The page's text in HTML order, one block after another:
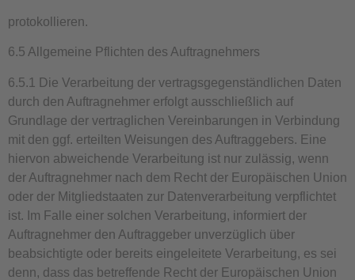
protokollieren.
6.5 Allgemeine Pflichten des Auftragnehmers
6.5.1 Die Verarbeitung der vertragsgegenständlichen Daten
durch den Auftragnehmer erfolgt ausschließlich auf
Grundlage der vertraglichen Vereinbarungen in Verbindung
mit den ggf. erteilten Weisungen des Auftraggebers. Eine
hiervon abweichende Verarbeitung ist nur zulässig, wenn
der Auftragnehmer nach dem Recht der Europäischen Union
oder der Mitgliedstaaten zur Datenverarbeitung verpflichtet
ist. Im Falle einer solchen Verarbeitung, informiert der
Auftragnehmer den Auftraggeber unverzüglich über
beabsichtigte oder bereits eingeleitete Verarbeitung, es sei
denn, dass das betreffende Recht der Europäischen Union